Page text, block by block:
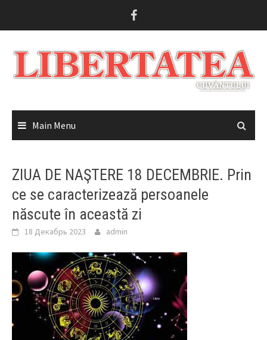
Main Menu
ZIUA DE NAŞTERE 18 DECEMBRIE. Prin
ce se caracterizează persoanele
născute în această zi
18 Декабрь 2023 admin